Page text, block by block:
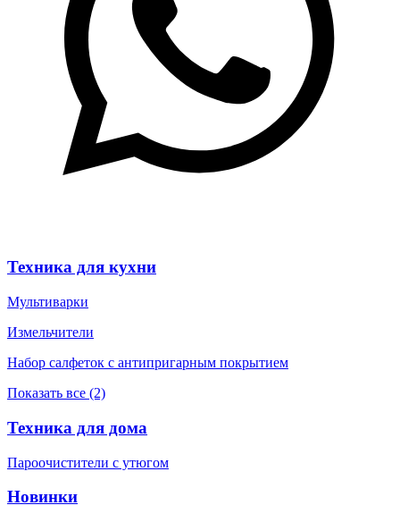
Техника для кухни
Мультиварки
Измельчители
Набор салфеток с антипригарным покрытием
Показать все (2)
Техника для дома
Пароочистители с утюгом
Новинки